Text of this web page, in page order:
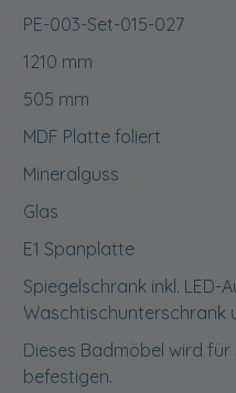
PE-003-Set-015-027
1210 mm
505 mm
MDF Platte foliert
Mineralguss
Glas
E1 Spanplatte
Spiegelschrank inkl.
Waschtischunterschrank
Dieses Badmöbel wird für
befestigen.